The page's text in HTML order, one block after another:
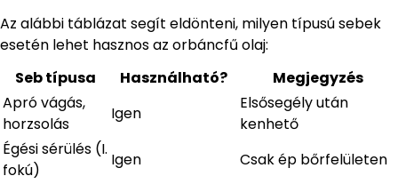
Az alábbi táblázat segít eldönteni, milyen típusú sebek
esetén lehet hasznos az orbáncfű olaj:
Seb típusa
Használható?
Megjegyzés
Apró vágás,
horzsolás
Igen
Elsősegély után
kenhető
Égési sérülés (I.
fokú)
Igen
Csak ép bőrfelületen